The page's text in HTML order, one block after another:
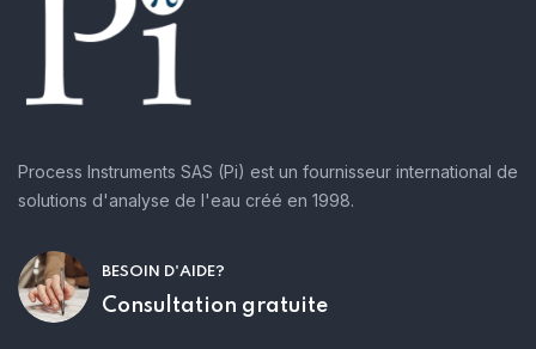
Process Instruments SAS (Pi) est un fournisseur international de
solutions d'analyse de l'eau créé en 1998.
BESOIN D'AIDE?
Consultation gratuite